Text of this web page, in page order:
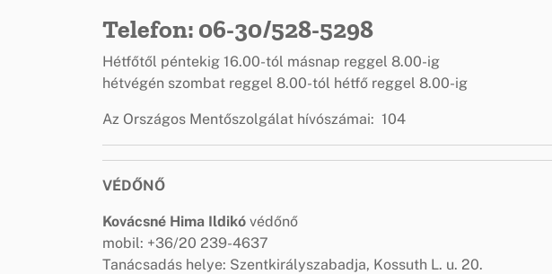
Telefon: 06-30/528-5298
Hétfőtől péntekig 16.00-tól másnap reggel 8.00-ig
hétvégén szombat reggel 8.00-tól hétfő reggel 8.00-ig
Az Országos Mentőszolgálat hívószámai: 104
VÉDŐNŐ
Kovácsné Hima Ildikó védőnő
mobil: +36/20 239-4637
Tanácsadás helye: Szentkirályszabadja, Kossuth L. u. 20.